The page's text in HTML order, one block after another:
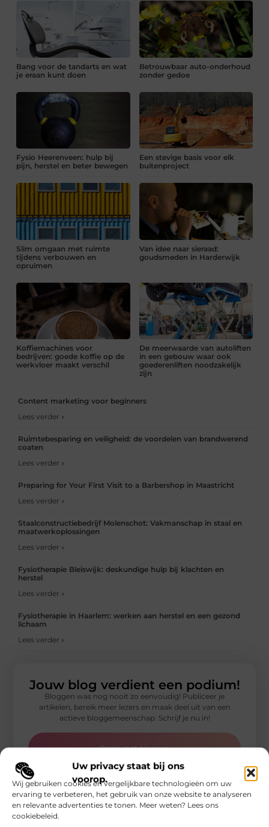
Uw privacy staat bij ons
voorop.
Wij gebruiken cookies en vergelijkbare technologieën om uw
ervaring te verbeteren, het gebruik van onze website te analyseren
en relevante advertenties te tonen. Meer weten? Lees ons
cookiebeleid.
Bang voor de tandarts en wat
je eraan kunt doen
Betrouwbaar auto-onderhoud
zonder gedoe
Fysio Heerenveen: hulp bij
pijn, herstel en beter bewegen
Een stevige basis voor elk
buitenproject
Slim omgaan met ruimte
tijdens verbouwen en
opruimen
Van idee naar sieraad:
goudsmeden in Harderwijk
Koffiemachines voor
bedrijven: goede koffie op de
werkvloer maakt verschil
De meerwaarde van autoliften
in een gebouw waar ook
goederenliften noodzakelijk
zijn
Content marketing voor beginners
Lees verder »
Ruimtebesparing en veiligheid: de voordelen van brandwerend
coaten
Lees verder »
Preparing for Your First Visit to a Barbershop in Maastricht
Lees verder »
Staalconstructiebedrijf Molenschot: Vakmanschap in staal en
maatwerkoplossingen
Lees verder »
Fysiotherapie Bleiswijk: deskundige hulp bij klachten en
herstel
Lees verder »
Fysiotherapie in Haarlem: werken aan herstel en een gezond
lichaam
Lees verder »
Jouw blog verdient een podium!
Bloggen was nog nooit zo eenvoudig! Publiceer je
artikelen, bereik meer lezers en maak deel uit van een
actieve bloggemeenschap. Schrijf je nu in!
Begin met bloggen
Gerelateerde artikelen